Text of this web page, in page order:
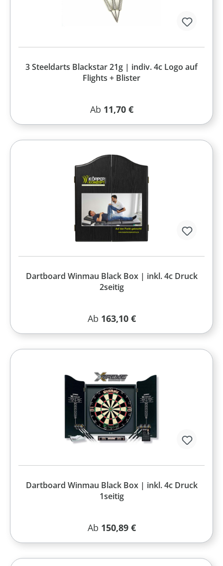
3 Steeldarts Blackstar 21g | indiv. 4c Logo auf
Flights + Blister
Regulärer Preis:
Ab 11,70 €
Dartboard Winmau Black Box | inkl. 4c Druck
2seitig
Regulärer Preis:
Ab 163,10 €
Dartboard Winmau Black Box | inkl. 4c Druck
1seitig
Regulärer Preis:
Ab 150,89 €